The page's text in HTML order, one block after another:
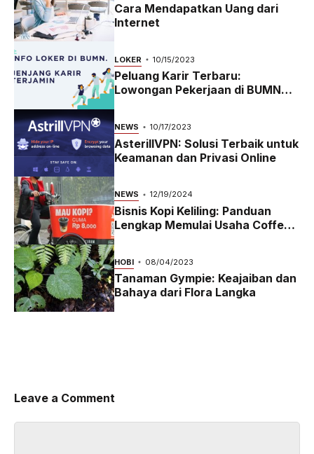
Cara Mendapatkan Uang dari
Internet
LOKER 10/15/2023
Peluang Karir Terbaru:
Lowongan Pekerjaan di BUMN
NEWS 10/17/2023
AsterillVPN: Solusi Terbaik untuk
Keamanan dan Privasi Online
NEWS 12/19/2024
Bisnis Kopi Keliling: Panduan
Lengkap Memulai Usaha Coffee
Bike yang Menguntungkan di
2024
HOBI 08/04/2023
Tanaman Gympie: Keajaiban dan
Bahaya dari Flora Langka
Leave a Comment